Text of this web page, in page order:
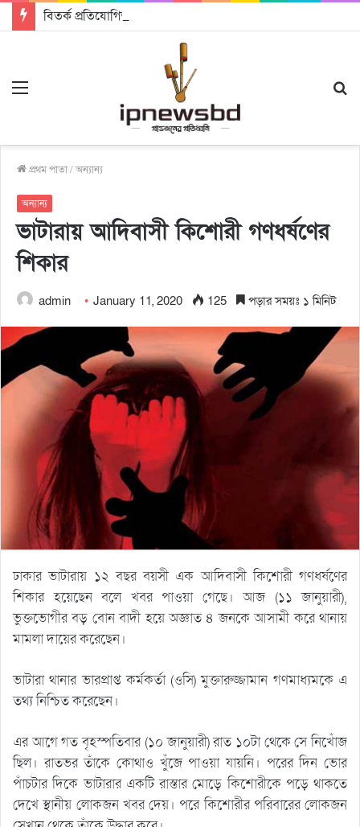
প্রথম পাতা/অন্যান্য
অন্যান্য
ভাটারায় আদিবাসী কিশোরী গণধর্ষণের
শিকার
admin January 11, 2020 125 পড়ার সময়ঃ ১ মিনিট
ঢাকার ভাটারায় ১২ বছর বয়সী এক আদিবাসী কিশোরী গণধর্ষণের
শিকার হয়েছেন বলে খবর পাওয়া গেছে। আজ (১১ জানুয়ারী),
ভুক্তভোগীর বড় বোন বাদী হয়ে অজ্ঞাত ৪ জনকে আসামী করে থানায়
মামলা দায়ের করেছেন।
ভাটারা থানার ভারপ্রাপ্ত কর্মকর্তা (ওসি) মুক্তারুজ্জামান গণমাধ্যমকে এ
তথ্য নিশ্চিত করেছেন।
এর আগে গত বৃহস্পতিবার (১০ জানুয়ারী) রাত ১০টা থেকে সে নিখোঁজ
ছিল। রাতভর তাঁকে কোথাও খুঁজে পাওয়া যায়নি। পরের দিন ভোর
পাঁচটার দিকে ভাটারার একটি রাস্তার মোড়ে কিশোরীকে পড়ে থাকতে
দেখে স্থানীয় লোকজন খবর দেয়। পরে কিশোরীর পরিবারের লোকজন